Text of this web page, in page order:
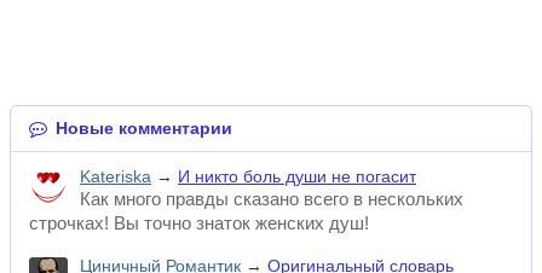
Новые комментарии
Kateriska → И никто боль души не погасит
Как много правды сказано всего в нескольких
строчках! Вы точно знаток женских душ!
Циничный Романтик → Оригинальный словарь